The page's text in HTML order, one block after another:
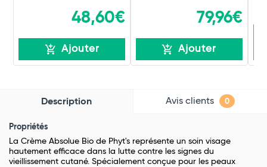
48,60€
Ajouter
79,96€
Ajouter
Description Avis clients 0
Propriétés
La Crème Absolue Bio de Phyt's représente un soin visage
hautement efficace dans la lutte contre les signes du
vieillissement cutané. Spécialement conçue pour les peaux